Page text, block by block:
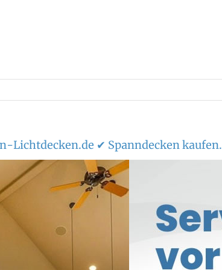
Lichtdecken.de ✔ Spanndecken kaufen.